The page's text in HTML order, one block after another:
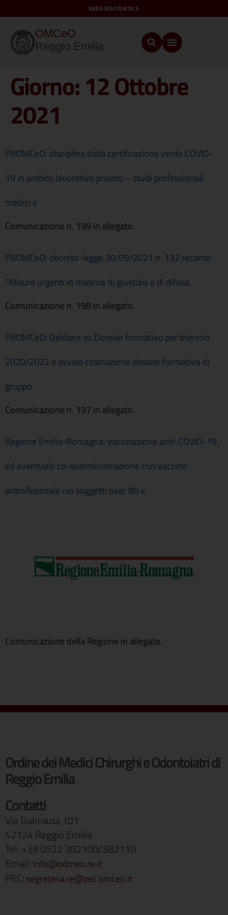
AREA RISERVATA
OMCeO
Reggio Emilia
Giorno:12 Ottobre
2021
FNOMCeO: disciplina della certificazione verde COVID-
19 in ambito lavorativo privato – studi professionali
medici e
Comunicazione n. 199 in allegato.
FNOMCeO: decreto-legge 30/09/2021 n. 132 recante
“Misure urgenti in materia di giustizia e di difesa,
Comunicazione n. 198 in allegato.
FNOMCeO: Delibera su Dossier formativo per triennio
2020/2022 e avviso costruzione dossier formativo di
gruppo
Comunicazione n. 197 in allegato.
Regione Emilia-Romagna: vaccinazione anti-COVID-19
ed eventuale co-somministrazione con vaccino
antinfluenzale nei soggetti over 80 e
Comunicazione della Regione in allegato.
Ordine dei Medici Chirurghi e Odontoiatri di
Reggio Emilia
Contatti
Via Dalmazia,101
42124 Reggio Emilia
Tel. +39 0522 382100/382110
Email: info@odmeo.re.it
PEC: segreteria.re@pec.omceo.it